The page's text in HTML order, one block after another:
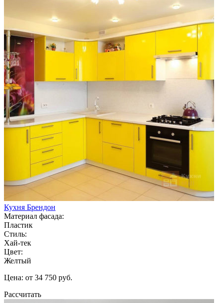
Кухня Брендон
Материал фасада:
Пластик
Стиль:
Хай-тек
Цвет:
Желтый
Цена: от 34 750 руб.
Рассчитать